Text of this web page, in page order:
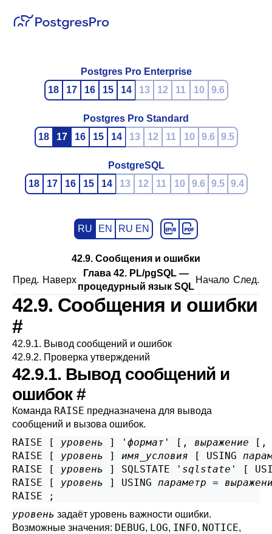
Postgres Pro Enterprise
18
17 16 15 14 13 12 11 10 9.6
Postgres Pro Standard
18
17 16 15 14 13 12 11 10 9.6 9.5
PostgreSQL
18
17 16 15 14 13 12 11 10 9.6 9.5 9.4
RU EN RU EN
42.9. Сообщения и ошибки
Пред. Наверх
Глава 42. PL/pgSQL —
процедурный язык SQL
Начало След.
42.9. Сообщения и ошибки
#
42.9.1. Вывод сообщений и ошибок
42.9.2. Проверка утверждений
42.9.1. Вывод сообщений и
ошибок#
Команда RAISE предназначена для вывода
сообщений и вызова ошибок.
RAISE [ уровень ] ' формат ' [ , выражение [
RAISE [
уровень ] имя_условия [ USING
RAISE [
уровень ] SQLSTATE ' sqlstate ' [
RAISE [
уровень ] USING параметр =
уровень задаёт уровень важности ошибки.
Возможные значения: DEBUG, LOG, INFO, NOTICE,